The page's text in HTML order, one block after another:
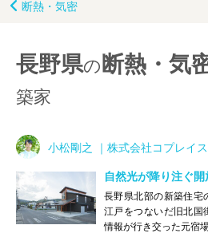
断熱・気密
長野県の断熱・気
築家
小松剛之 ｜株式会社コプレイ
自然光が降り注ぐ
長野県北部の新築住宅
江戸をつないだ旧北国
情報が行き交った元宿